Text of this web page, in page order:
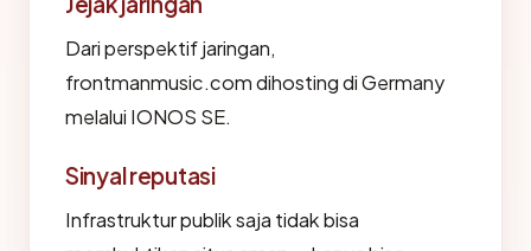
Dari perspektif jaringan,
frontmanmusic.com dihosting di Germany
melalui IONOS SE.
Sinyal reputasi
Infrastruktur publik saja tidak bisa